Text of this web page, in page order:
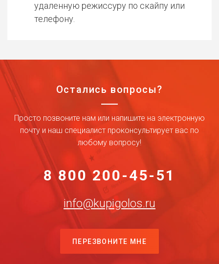
удаленную режиссуру по скайпу или
телефону.
Остались вопросы?
Просто позвоните нам или напишите на электронную
почту и наш специалист проконсультирует вас по
любому вопросу!
8 800 200-45-51
info@kupigolos.ru
ПЕРЕЗВОНИТЕ МНЕ